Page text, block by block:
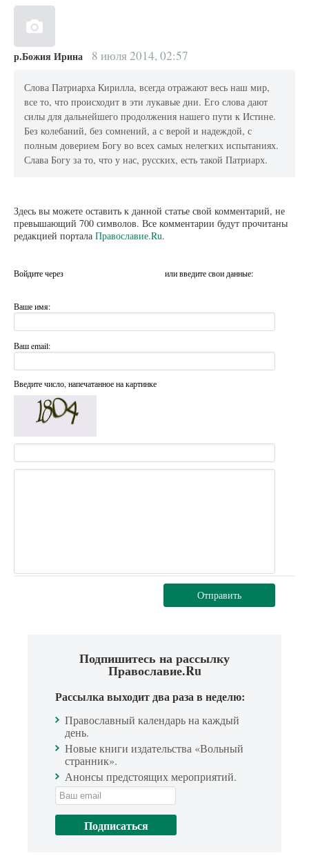
р.Божия Ирина 8 июля 2014, 02:57
Слова Патриарха Кирилла, всегда отражают весь наш мир,
все то, что происходит в эти лукавые дни. Его слова дают
силы для дальнейшего продолжения нашего пути к Истине.
Без колебаний, без сомнений, а с верой и надеждой, с
полным доверием Богу во всех самых нелегких испытаниях.
Слава Богу за то, что у нас, русских, есть такой Патриарх.
Здесь вы можете оставить к данной статье свой комментарий, не
превышающий 700 символов. Все комментарии будут прочитаны
редакцией портала Православие.Ru.
Войдите через или введите свои данные:
Ваше имя:
Ваш email:
Введите число, напечатанное на картинке
Отправить
Подпишитесь на рассылку
Православие.Ru
Рассылка выходит два раза в неделю:
Православный календарь на каждый
день.
Новые книги издательства «Вольный
странник».
Анонсы предстоящих мероприятий.